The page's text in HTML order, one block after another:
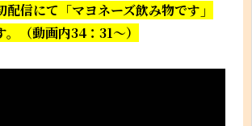
配信にて「マヨネーズ飲み物です」
。（動画内34：31～）